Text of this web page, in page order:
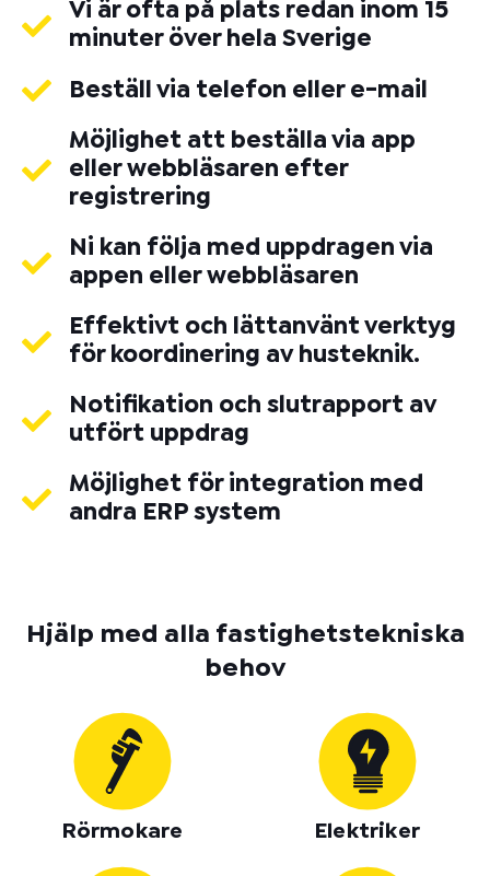
Vi är ofta på plats redan inom 15
minuter över hela Sverige
Beställ via telefon eller e-mail
Möjlighet att beställa via app
eller webbläsaren efter
registrering
Ni kan följa med uppdragen via
appen eller webbläsaren
Effektivt och lättanvänt verktyg
för koordinering av husteknik.
Notifikation och slutrapport av
utfört uppdrag
Möjlighet för integration med
andra ERP system
Hjälp med alla fastighetstekniska
behov
Rörmokare Elektriker